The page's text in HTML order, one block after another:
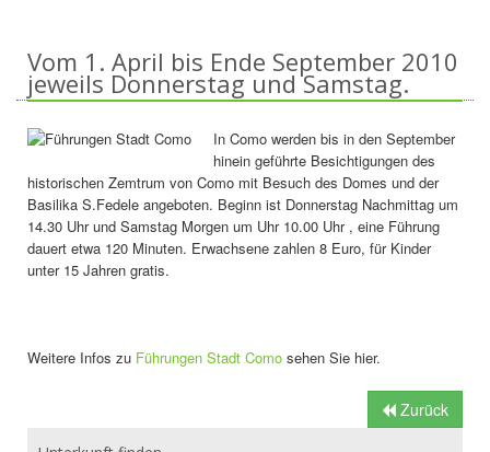
Vom 1. April bis Ende September 2010
jeweils Donnerstag und Samstag.
In Como werden bis in den September
hinein geführte Besichtigungen des
historischen Zemtrum von Como mit Besuch des Domes und der
Basilika S.Fedele angeboten. Beginn ist Donnerstag Nachmittag um
14.30 Uhr und Samstag Morgen um Uhr 10.00 Uhr , eine Führung
dauert etwa 120 Minuten. Erwachsene zahlen 8 Euro, für Kinder
unter 15 Jahren gratis.
Weitere Infos zu Führungen Stadt Como sehen Sie hier.
Zurück